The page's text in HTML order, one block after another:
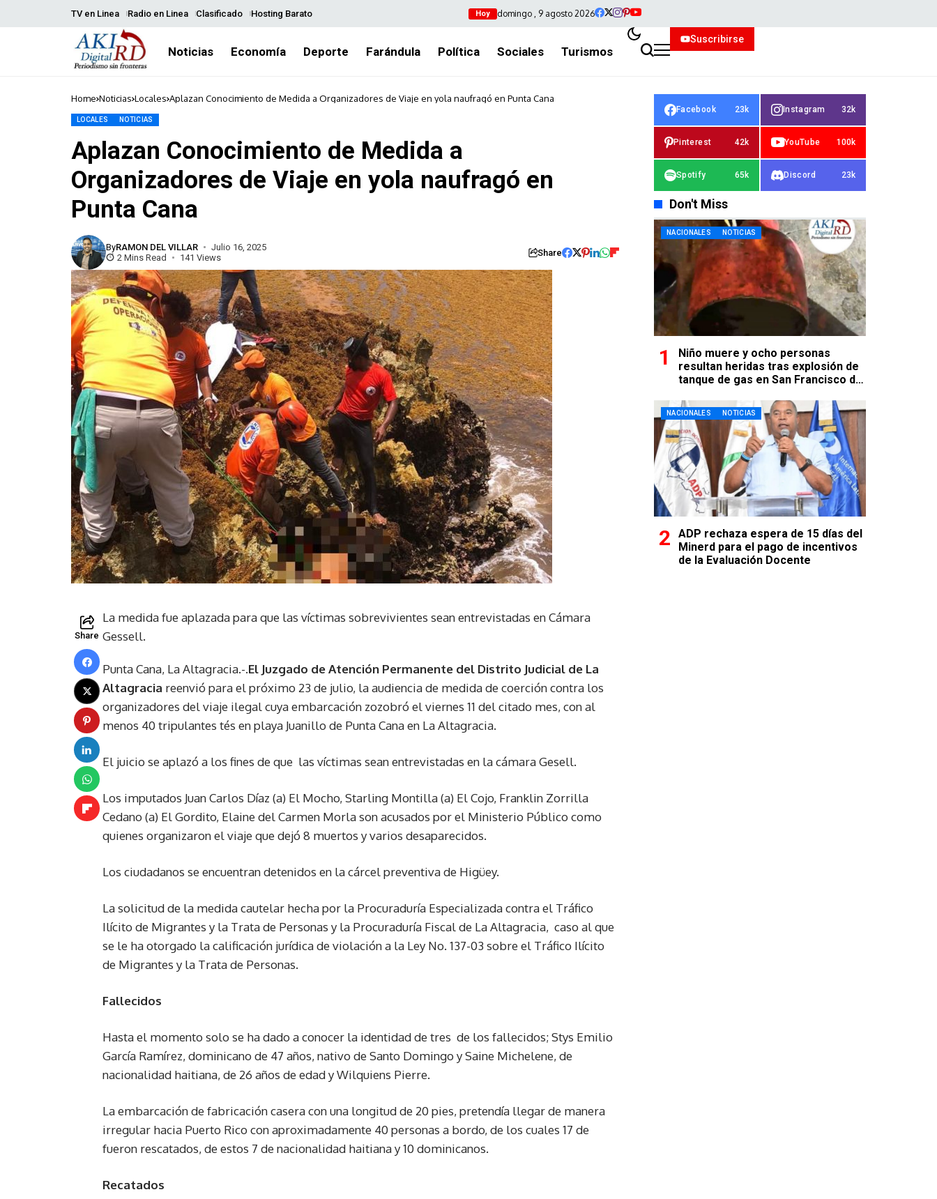
TV en Linea Radio en Linea Clasificado Hosting Barato Hoy domingo , 9 agosto 2026
Noticias Economía Deporte Farándula Política Sociales Turismos
Suscribirse
Home Noticias Locales Aplazan Conocimiento de Medida a Organizadores de Viaje en yola naufragó en Punta Cana
LOCALES NOTICIAS
Aplazan Conocimiento de Medida a
Organizadores de Viaje en yola naufragó en
Punta Cana
ByRAMON DEL VILLAR
Julio 16, 2025
2 Mins Read
141 Views Share
Share
La medida fue aplazada para que las víctimas sobrevivientes sean entrevistadas en Cámara
Gessell.
Punta Cana, La Altagracia.-.El Juzgado de Atención Permanente del Distrito Judicial de La
Altagracia reenvió para el próximo 23 de julio, la audiencia de medida de coerción contra los
organizadores del viaje ilegal cuya embarcación zozobró el viernes 11 del citado mes, con al
menos 40 tripulantes tés en playa Juanillo de Punta Cana en La Altagracia.
El juicio se aplazó a los fines de que las víctimas sean entrevistadas en la cámara Gesell.
Los imputados Juan Carlos Díaz (a) El Mocho, Starling Montilla (a) El Cojo, Franklin Zorrilla
Cedano (a) El Gordito, Elaine del Carmen Morla son acusados por el Ministerio Público como
quienes organizaron el viaje que dejó 8 muertos y varios desaparecidos.
Los ciudadanos se encuentran detenidos en la cárcel preventiva de Higüey.
La solicitud de la medida cautelar hecha por la Procuraduría Especializada contra el Tráfico
Ilícito de Migrantes y la Trata de Personas y la Procuraduría Fiscal de La Altagracia, caso al que
se le ha otorgado la calificación jurídica de violación a la Ley No. 137-03 sobre el Tráfico Ilícito
de Migrantes y la Trata de Personas.
Fallecidos
Hasta el momento solo se ha dado a conocer la identidad de tres de los fallecidos; Stys Emilio
García Ramírez, dominicano de 47 años, nativo de Santo Domingo y Saine Michelene, de
nacionalidad haitiana, de 26 años de edad y Wilquiens Pierre.
La embarcación de fabricación casera con una longitud de 20 pies, pretendía llegar de manera
irregular hacia Puerto Rico con aproximadamente 40 personas a bordo, de los cuales 17 de
fueron rescatados, de estos 7 de nacionalidad haitiana y 10 dominicanos.
Recatados
Facebook 23k Instagram 32k
Pinterest 42k YouTube 100k
Spotify 65k Discord 23k
Don't Miss
NACIONALES NOTICIAS
Niño muere y ocho personas
resultan heridas tras explosión de
tanque de gas en San Francisco de
NACIONALES NOTICIAS
ADP rechaza espera de 15 días del
Minerd para el pago de incentivos
de la Evaluación Docente